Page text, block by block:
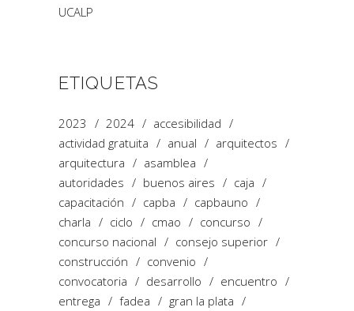
UCALP
ETIQUETAS
2023 2024
accesibilidad
actividad gratuita
anual
arquitectos
arquitectura
asamblea
autoridades
buenos aires
caja
capacitación
capba
capbauno
charla
ciclo cmao
concurso
concurso nacional
consejo superior
construcción
convenio
convocatoria
desarrollo
encuentro
entrega
fadea
gran la plata